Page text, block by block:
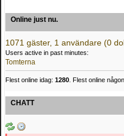
Online just nu.
1071 gäster, 1 användare (0
Users active in past minutes:
Tomterna
Flest online idag: 1280 . Flest online
CHATT